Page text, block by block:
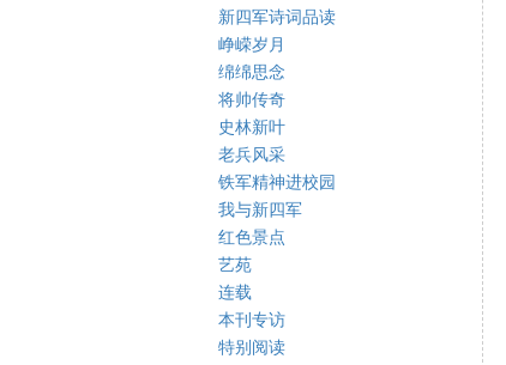
新四军诗词品读
峥嵘岁月
绵绵思念
将帅传奇
史林新叶
老兵风采
铁军精神进校园
我与新四军
红色景点
艺苑
连载
本刊专访
特别阅读